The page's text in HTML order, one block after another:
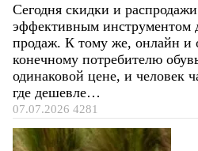
Сегодня скидки и
эффективным инструментом
продаж. К тому же, онлайн и
конечному потребителю
одинаковой цене, и человек
где дешевле…
07.07.2026 4281